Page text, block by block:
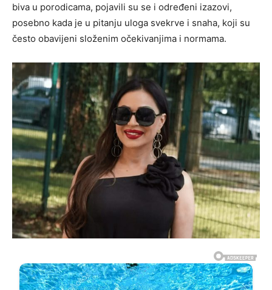
biva u porodicama, pojavili su se i određeni izazovi,
posebno kada je u pitanju uloga svekrve i snaha, koji su
često obavijeni složenim očekivanjima i normama.